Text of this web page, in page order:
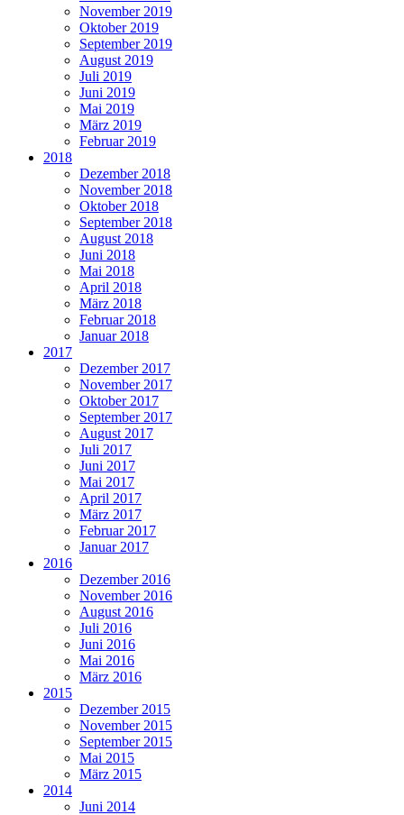
November 2019
Oktober 2019
September 2019
August 2019
Juli 2019
Juni 2019
Mai 2019
März 2019
Februar 2019
2018
Dezember 2018
November 2018
Oktober 2018
September 2018
August 2018
Juni 2018
Mai 2018
April 2018
März 2018
Februar 2018
Januar 2018
2017
Dezember 2017
November 2017
Oktober 2017
September 2017
August 2017
Juli 2017
Juni 2017
Mai 2017
April 2017
März 2017
Februar 2017
Januar 2017
2016
Dezember 2016
November 2016
August 2016
Juli 2016
Juni 2016
Mai 2016
März 2016
2015
Dezember 2015
November 2015
September 2015
Mai 2015
März 2015
2014
Juni 2014